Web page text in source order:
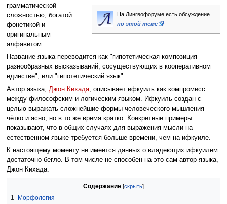
На Лингвофоруме есть обсуждение
по этой теме
грамматической
сложностью, богатой
фонетикой и
оригинальным
алфавитом.
Название языка переводится как "гипотетическая композиция
разнообразных высказываний, сосуществующих в кооперативном
единстве", или "гипотетический язык".
Автор языка, Джон Кихада, описывает ифкуиль как компромисс
между философским и логическим языком. Ифкуиль создан с
целью выражать сложнейшие формы человеческого мышления
чётко и ясно, но в то же время кратко. Конкретные примеры
показывают, что в общих случаях для выражения мысли на
естественном языке требуется больше времени, чем на ифкуиле.
К настоящему моменту не имеется данных о владеющих ифкуилем
достаточно бегло. В том числе не способен на это сам автор языка,
Джон Кихада.
Содержание
1
Морфология